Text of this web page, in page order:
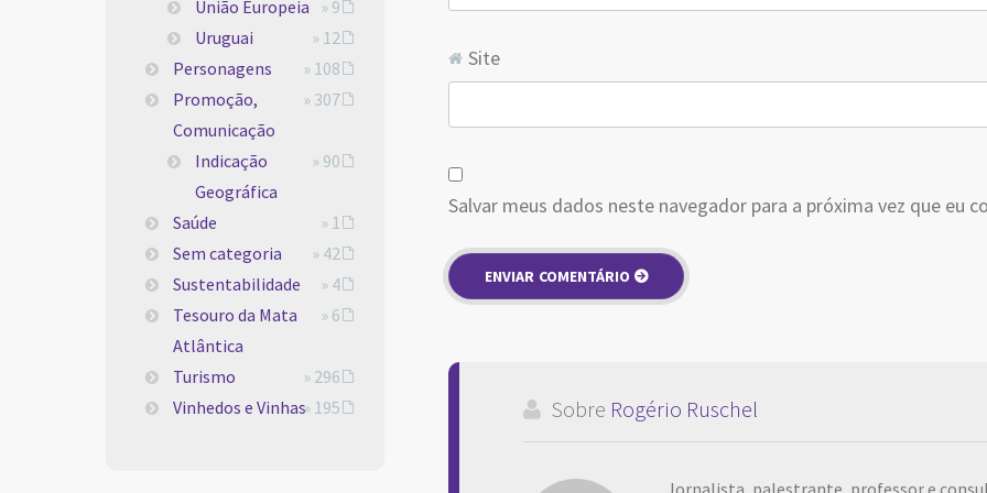
Site
Salvar meus dados neste navegador para a próxima vez que eu
Sobre Rogério Ruschel
União Europeia » 9
Uruguai
» 12
Personagens
» 108
Promoção,
Comunicação
» 307
Indicação
Geográfica
» 90
Saúde
» 1
Sem categoria
» 42
Sustentabilidade
» 4
Tesouro da Mata
Atlântica
» 6
Turismo
» 296
Vinhedos e Vinhas» 195